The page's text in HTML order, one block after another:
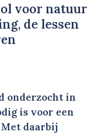
voor natuur
de lessen
onderzocht in
is voor een
daarbij